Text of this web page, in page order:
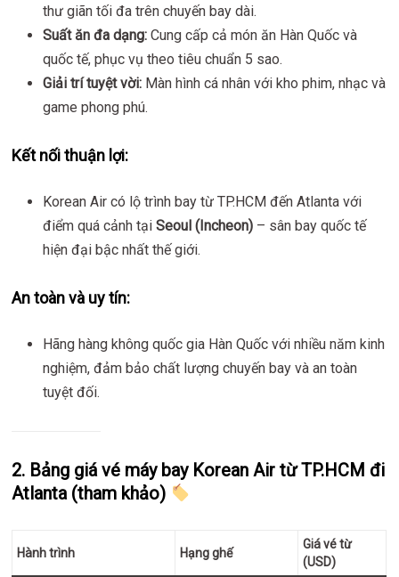
thư giãn tối đa trên chuyến bay dài.
Suất ăn đa dạng: Cung cấp cả món ăn Hàn Quốc và
quốc tế, phục vụ theo tiêu chuẩn 5 sao.
Giải trí tuyệt vời: Màn hình cá nhân với kho phim, nhạc và
game phong phú.
Kết nối thuận lợi:
Korean Air có lộ trình bay từ TP.HCM đến Atlanta với
điểm quá cảnh tạiSeoul (Incheon) – sân bay quốc tế
hiện đại bậc nhất thế giới.
An toàn và uy tín:
Hãng hàng không quốc gia Hàn Quốc với nhiều năm kinh
nghiệm, đảm bảo chất lượng chuyến bay và an toàn
tuyệt đối.
2. Bảng giá vé máy bay Korean Air từ TP.HCM đi
Atlanta (tham khảo)
Hành trình Hạng ghế
Giá vé từ
(USD)